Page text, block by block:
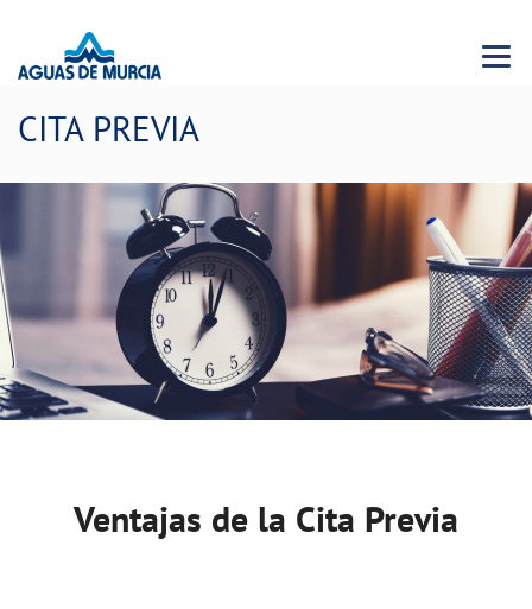
Menu
CITA PREVIA
Ventajas de la Cita Previa